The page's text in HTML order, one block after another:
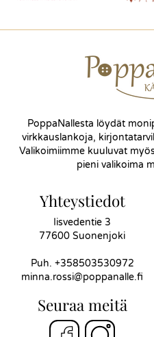
PoppaNallesta löydät
virkkauslankoja,
Valikoimiimme kuuluvat
pieni valikoima
Yhteystiedot
Iisvedentie 3
77600 Suonenjoki
Puh. +358503530972
minna.rossi@poppanalle.fi
Seuraa meitä